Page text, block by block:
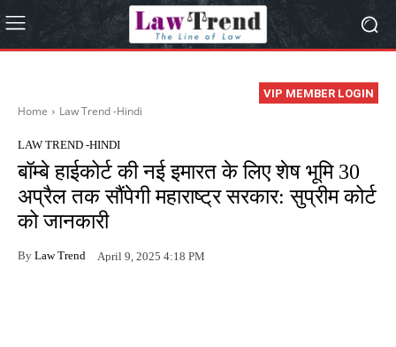
VIP MEMBER LOGIN
Home Law Trend -Hindi
LAW TREND -HINDI
बॉम्बे हाईकोर्ट की नई इमारत के लिए शेष भूमि 30
अप्रैल तक सौंपेगी महाराष्ट्र सरकार: सुप्रीम कोर्ट
को जानकारी
By Law Trend April 9, 2025 4:18 PM